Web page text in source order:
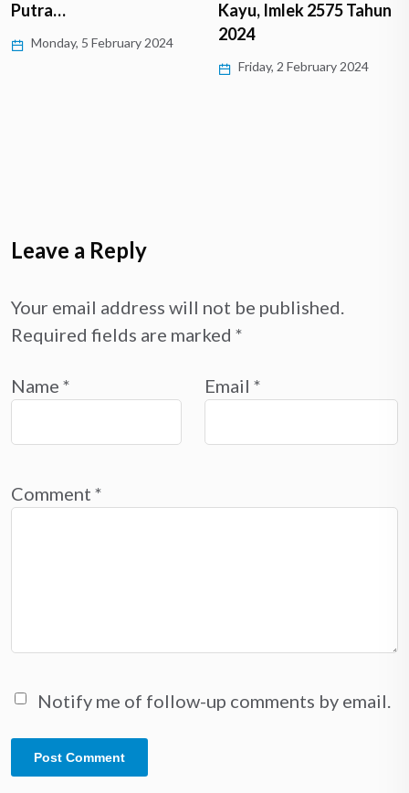
Putra…
Monday, 5 February 2024
Kayu, Imlek 2575 Tahun
2024
Friday, 2 February 2024
Leave a Reply
Your email address will not be published.
Required fields are marked *
Name * Email *
Comment *
Notify me of follow-up comments by email.